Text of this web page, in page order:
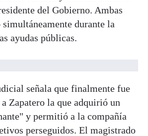
del Gobierno. Ambas
durante la
ayudas públicas.
señala que finalmente fue
Zapatero la que adquirió un
y permitió a la compañía
perseguidos. El magistrado